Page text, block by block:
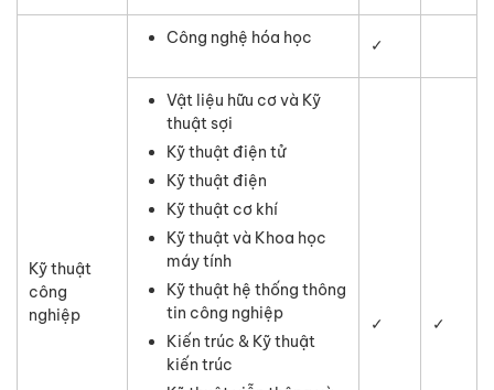
Kỹ thuật
công
nghiệp
Công nghệ hóa học ✓
Vật liệu hữu cơ và Kỹ
thuật sợi
Kỹ thuật điện tử
Kỹ thuật điện
Kỹ thuật cơ khí
Kỹ thuật và Khoa học
máy tính
Kỹ thuật hệ thống thông
tin công nghiệp
Kiến trúc & Kỹ thuật
kiến trúc
✓ ✓